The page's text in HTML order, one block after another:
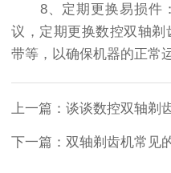
8、定期更换易损件：
议，定期更换数控双轴
带等，以确保机器的正常
上一篇： 谈谈数控双轴剃齿机
下一篇： 双轴剃齿机常见